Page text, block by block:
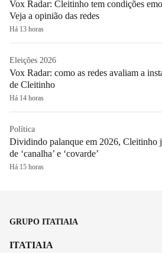
Vox Radar: Cleitinho tem condições
Veja a opinião das redes
Há 13 horas
Eleições 2026
Vox Radar: como as redes avaliam a
de Cleitinho
Há 14 horas
Política
Dividindo palanque em 2026, Cleitinho
de ‘canalha’ e ‘covarde’
Há 15 horas
GRUPO ITATIAIA
ITATIAIA